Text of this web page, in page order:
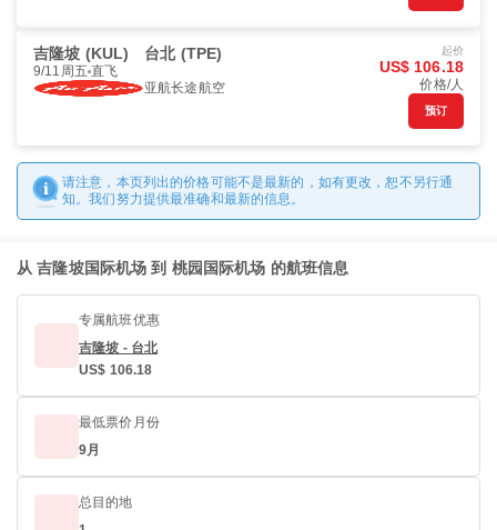
吉隆坡 (KUL) 台北 (TPE)
9/11周五 直飞
亚航长途航空
起价
US$ 106.18
价格/人
预订
请注意，本页列出的价格可能不是最新的，如有更改，恕不另行通
知。我们努力提供最准确和最新的信息。
从 吉隆坡国际机场 到 桃园国际机场 的航班信息
专属航班优惠
吉隆坡 - 台北
US$ 106.18
最低票价月份
9月
总目的地